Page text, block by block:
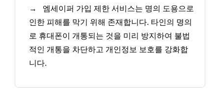
→
엠세이퍼 가입 제한 서비스는 명의 도용으로
인한 피해를 막기 위해 존재합니다. 타인의 명의
로 휴대폰이 개통되는 것을 미리 방지하여 불법
적인 개통을 차단하고 개인정보 보호를 강화합
니다.